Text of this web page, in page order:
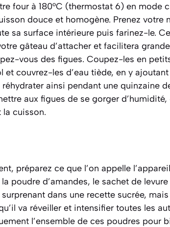
four à 180°C (thermostat 6) en mode
douce et homogène. Prenez votre
sa surface intérieure puis farinez-le.
gâteau d’attacher et facilitera
vous des figues. Coupez-les en
couvrez-les d’eau tiède, en y
ainsi pendant une quinzaine
aux figues de se gorger
la cuisson.
préparez ce que l’on appelle
poudre d’amandes, le sachet de
dans une recette sucrée,
va réveiller et intensifier toutes les
l’ensemble de ces poudres pour